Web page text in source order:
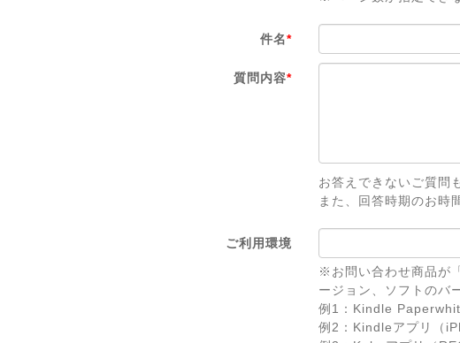
件名*
質問内容*
お答えできないご質問
また、回答時期のお時
ご利用環境
※お問い合わせ商品が
ージョン、ソフトのバ
例1：Kindle
例2：Kindleアプリ（